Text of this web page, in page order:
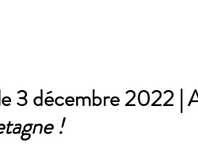
3 décembre 2022 |
!